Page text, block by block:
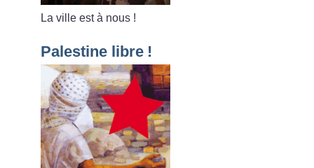
La ville est à nous !
Palestine libre !